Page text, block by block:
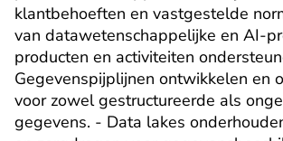
klantbehoeften en vastgestelde
van datawetenschappelijke en AI-
producten en activiteiten
Gegevenspijplijnen ontwikkelen en
voor zowel gestructureerde als
gegevens. - Data lakes